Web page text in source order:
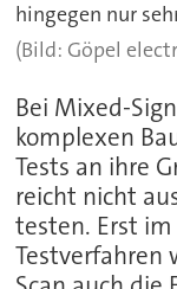
hingegen nur
(Bild: Göpel
Bei Mixed-
komplexen
Tests an ihre
reicht nicht
testen. Erst
Testverfahren